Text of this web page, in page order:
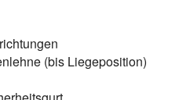
(bis Liegeposition)